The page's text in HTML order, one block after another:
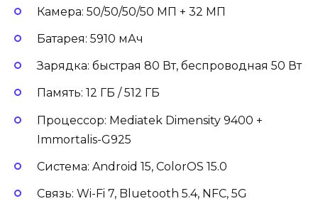
Камера: 50/50/50/50 МП + 32 МП
Батарея: 5910 мАч
Зарядка: быстрая 80 Вт, беспроводная 50 Вт
Память: 12 ГБ / 512 ГБ
Процессор: Mediatek Dimensity 9400 +
Immortalis-G925
Система: Android 15, ColorOS 15.0
Связь: Wi-Fi 7, Bluetooth 5.4, NFC, 5G